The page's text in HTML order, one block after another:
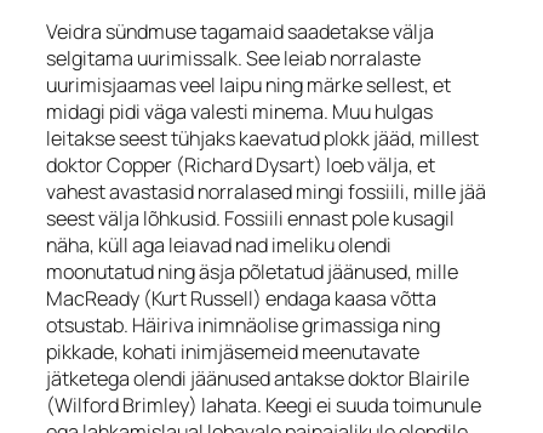
Veidra sündmuse tagamaid saadetakse välja
selgitama uurimissalk. See leiab norralaste
uurimisjaamas veel laipu ning märke sellest, et
midagi pidi väga valesti minema. Muu hulgas
leitakse seest tühjaks kaevatud plokk jääd, millest
doktor Copper (Richard Dysart) loeb välja, et
vahest avastasid norralased mingi fossiili, mille jää
seest välja lõhkusid. Fossiili ennast pole kusagil
näha, küll aga leiavad nad imeliku olendi
moonutatud ning äsja põletatud jäänused, mille
MacReady (Kurt Russell) endaga kaasa võtta
otsustab. Häiriva inimnäolise grimassiga ning
pikkade, kohati inimjäsemeid meenutavate
jätketega olendi jäänused antakse doktor Blairile
(Wilford Brimley) lahata. Keegi ei suuda toimunule